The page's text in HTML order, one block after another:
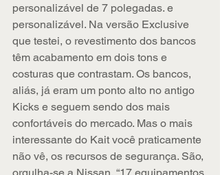
personalizável de 7 polegadas. e
personalizável. Na versão Exclusive
que testei, o revestimento dos bancos
têm acabamento em dois tons e
costuras que contrastam. Os bancos,
aliás, já eram um ponto alto no antigo
Kicks e seguem sendo dos mais
confortáveis do mercado. Mas o mais
interessante do Kait você praticamente
não vê, os recursos de segurança. São,